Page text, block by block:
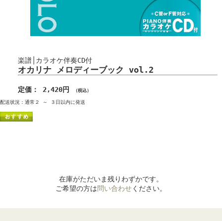
楽譜│カラオケ伴奏CD付
オカリナ メロディーブック vol.2
定価： 2,420円 （税込）
配送状況：通常２ ～ ３日以内に発送
在庫がただいま残りわずかです。
ご希望の方は問い合わせください。